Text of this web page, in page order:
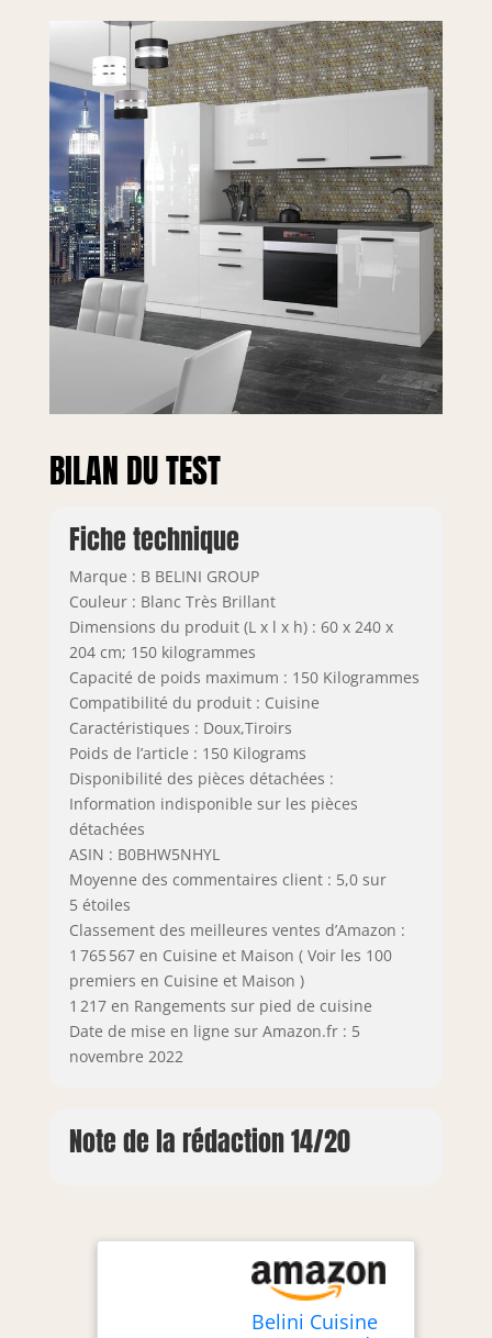
meubles de
cuisine et garantit
une qualité
durable. SYSTÈME
Poignées haut de
gamme en
aluminium brossé
avec revêtement
galvanique pour
résistance et un
design moderne.
Les pieds réglables
en hauteur
compensent les
BILAN DU TEST
Fiche technique
Marque : B BELINI GROUP
Couleur : Blanc Très Brillant
Dimensions du produit (L x l x h) : 60 x 240 x
204 cm; 150 kilogrammes
Capacité de poids maximum : 150 Kilogrammes
Compatibilité du produit : Cuisine
Caractéristiques : Doux,Tiroirs
Poids de l’article : 150 Kilograms
Disponibilité des pièces détachées :
Information indisponible sur les pièces
détachées
ASIN : B0BHW5NHYL
Moyenne des commentaires client : 5,0 sur
5 étoiles
Classement des meilleures ventes d’Amazon :
1 765 567 en Cuisine et Maison ( Voir les 100
premiers en Cuisine et Maison )
1 217 en Rangements sur pied de cuisine
Date de mise en ligne sur Amazon.fr : 5
novembre 2022
Note de la rédaction 14/20
Belini Cuisine